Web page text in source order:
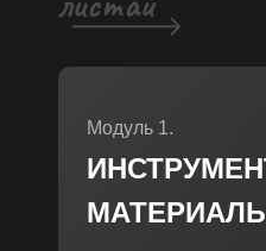
Модуль 1.